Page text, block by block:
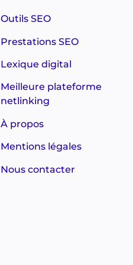
Outils SEO
Prestations SEO
Lexique digital
Meilleure plateforme
netlinking
À propos
Mentions légales
Nous contacter